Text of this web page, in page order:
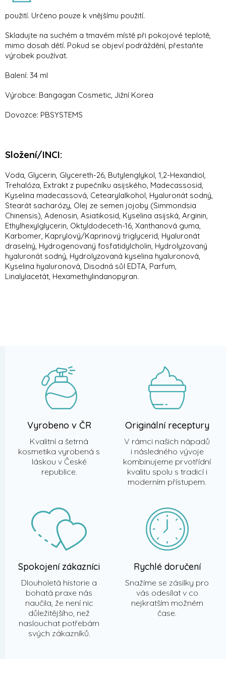
použití. Určeno pouze k vnějšímu použití.
Skladujte na suchém a tmavém místě při pokojové teplotě,
mimo dosah dětí. Pokud se objeví podráždění, přestaňte
výrobek používat.
Balení: 34 ml
Výrobce: Bangagan Cosmetic, Jižní Korea
Dovozce: PBSYSTEMS
Složení/INCI:
Voda, Glycerin, Glycereth-26, Butylenglykol, 1,2-Hexandiol,
Trehalóza, Extrakt z pupečníku asijského, Madecassosid,
Kyselina madecassová, Cetearylalkohol, Hyaluronát sodný,
Stearát sacharózy, Olej ze semen jojoby (Simmondsia
Chinensis), Adenosin, Asiatikosid, Kyselina asijská, Arginin,
Ethylhexylglycerin, Oktyldodeceth-16, Xanthanová guma,
Karbomer, Kaprylový/Kaprinový triglycerid, Hyaluronát
draselný, Hydrogenovaný fosfatidylcholin, Hydrolyzovaný
hyaluronát sodný, Hydrolyzovaná kyselina hyaluronová,
Kyselina hyaluronová, Disodná sůl EDTA, Parfum,
Linalylacetát, Hexamethylindanopyran.
Vyrobeno v ČR
Kvalitní a šetrná
kosmetika vyrobená s
láskou v České
republice.
Originální receptury
V rámci našich nápadů
i následného vývoje
kombinujeme prvotřídní
kvalitu spolu s tradicí i
moderním přístupem.
Spokojení zákazníci
Dlouholetá historie a
bohatá praxe nás
naučila, že není nic
důležitějšího, než
naslouchat potřebám
svých zákazníků.
Rychlé doručení
Snažíme se zásilky pro
vás odesílat v co
nejkratším možném
čase.